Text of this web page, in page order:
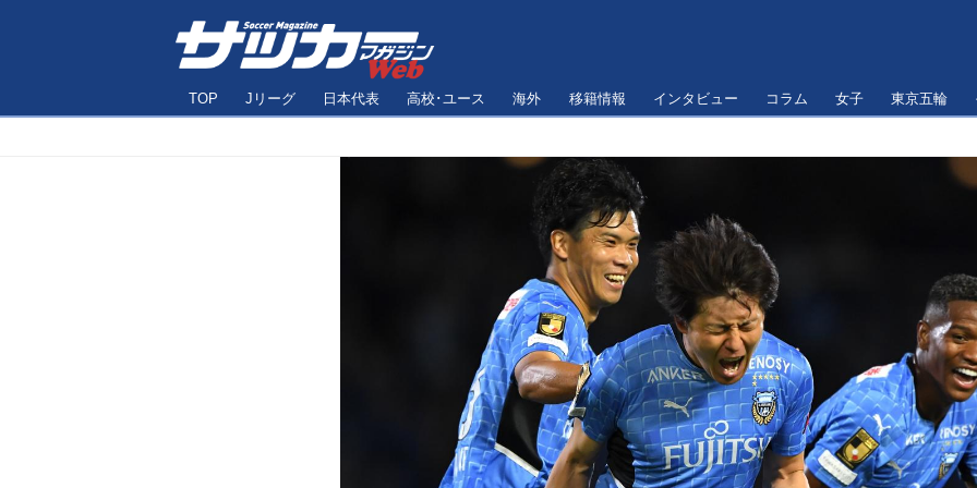
TOP Jリーグ 日本代表 高校･ユース 海外 移籍情報 インタビュー コラム 女子 東京五輪